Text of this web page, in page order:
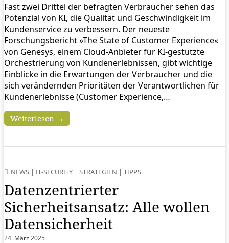
Fast zwei Drittel der befragten Verbraucher sehen das
Potenzial von KI, die Qualität und Geschwindigkeit im
Kundenservice zu verbessern. Der neueste
Forschungsbericht »The State of Customer Experience«
von Genesys, einem Cloud-Anbieter für KI-gestützte
Orchestrierung von Kundenerlebnissen, gibt wichtige
Einblicke in die Erwartungen der Verbraucher und die
sich verändernden Prioritäten der Verantwortlichen für
Kundenerlebnisse (Customer Experience,…
Weiterlesen →
NEWS | IT-SECURITY | STRATEGIEN | TIPPS
Datenzentrierter
Sicherheitsansatz: Alle wollen
Datensicherheit
24. März 2025